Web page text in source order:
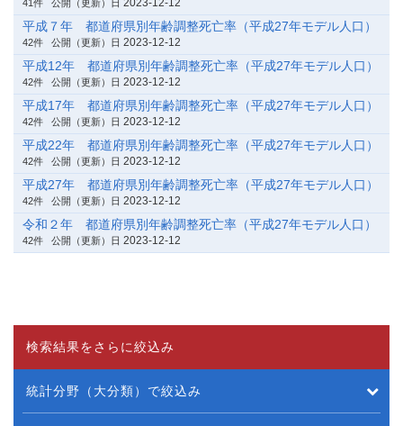
41件 公開（更新）日 2023-12-12
平成７年 都道府県別年齢調整死亡率（平成27年モデル人口）
42件 公開（更新）日 2023-12-12
平成12年 都道府県別年齢調整死亡率（平成27年モデル人口）
42件 公開（更新）日 2023-12-12
平成17年 都道府県別年齢調整死亡率（平成27年モデル人口）
42件 公開（更新）日 2023-12-12
平成22年 都道府県別年齢調整死亡率（平成27年モデル人口）
42件 公開（更新）日 2023-12-12
平成27年 都道府県別年齢調整死亡率（平成27年モデル人口）
42件 公開（更新）日 2023-12-12
令和２年 都道府県別年齢調整死亡率（平成27年モデル人口）
42件 公開（更新）日 2023-12-12
検索結果をさらに絞込み
統計分野（大分類）で絞込み